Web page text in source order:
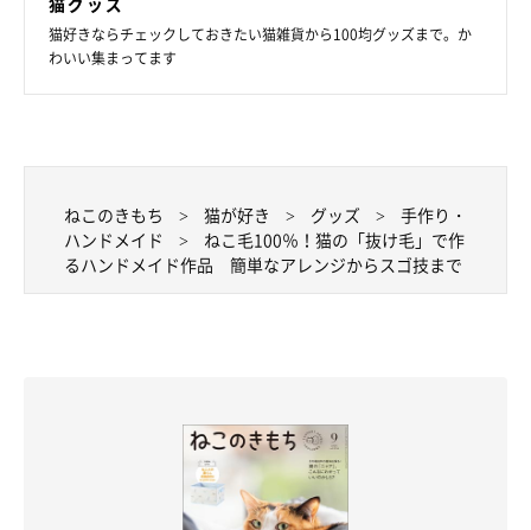
猫好きならチェックしておきたい猫雑貨から100均グッズまで。か
わいい集まってます
ねこのきもち 猫が好き グッズ
手作り・
ハンドメイド
ねこ毛100％！猫の「抜け毛」で作
るハンドメイド作品 簡単なアレンジからスゴ技まで